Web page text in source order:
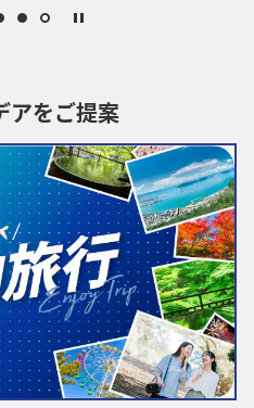
コードについて
のもっともおトクな運賃となりま
い場合があります。[検索する]ボタ
ください。
都市・日付となります。空席照会
ださい。
加運賃、航空保険特別料金、その
す。発券時に再計算するため、変
アをご提案